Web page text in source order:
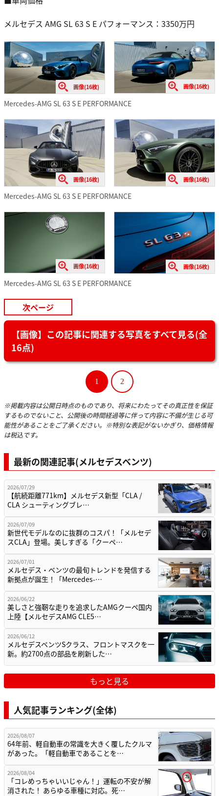
メルセデス AMG SL 63 S E パフォーマンス：3350万円
画像(16枚) 画像(16枚)
Mercedes-AMG SL 63 S E PERFORMANCE
画像(16枚) 画像(16枚)
Mercedes-AMG SL 63 S E PERFORMANCE
画像(16枚) 画像(16枚)
Mercedes-AMG SL 63 S E PERFORMANCE
次ページ
【画像】この記事に関連する写真をすべて見る(全
16点)
1 2
※掲載内容は公開日時点のものであり、将来にわたってその真正性を保証
するものでないこと、公開後の時間経過等に伴って内容に不備が生じる可
能性があることをご了承ください。※特別な表記がないかぎり、価格情報
は税込です。
最新の関連記事(メルセデスベンツ)
2026/07/29
【航続距離771km】メルセデス新型「CLA /
CLA シューティングブレ…
2026/07/09
新世代モデルなのに抜群のコスパ！「メルセデ
スCLA」登場。美しすぎる「クーペ…
2026/07/01
メルセデス・ベンツの最旬トレンドを発信する
新拠点が誕生！「Mercedes-…
2026/06/22
美しさと強靭な走りを追求したAMGクーペ国内
上陸【メルセデスAMG CLE5…
2026/06/12
メルセデスベンツSクラス、フロントマスクを一
新。約2700点の部品を刷新した…
もっと見る
人気記事ランキング(全体)
2026/08/07
64年前、軽自動車の常識を大きく覆したクルマ
があった。「軽自動車であることを…
2026/08/04
「コレめっちゃいいじゃん！」運転の不安が解
消された！ あらゆる車種に対応。死…